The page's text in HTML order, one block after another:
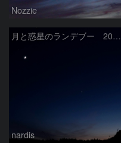
Nozzie
月と惑星のランデブー 2026/06/19
nardis